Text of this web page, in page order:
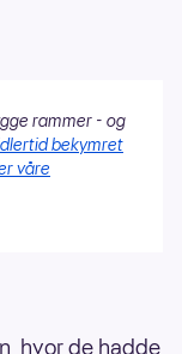
rammer - og
bekymret
våre
hvor de hadde